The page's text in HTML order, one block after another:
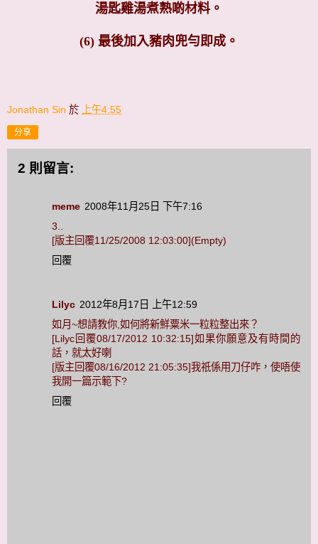
湯匙雞湯煮熟啲材料。
(6) 最後加入豬肉兜勻即成。
Jonathan Sin 於 上午4:55
分享
2 則留言:
meme 2008年11月25日 下午7:16
3..
[版主回覆11/25/2008 12:03:00](Empty)
回覆
Lilyc 2012年8月17日 上午12:59
如月~想請教你,如何將新鮮粟米一粒粒整出來？
[Lilyc回覆08/17/2012 10:32:15]如果你願意及有時間的
話，就太好喇
[版主回覆08/16/2012 21:05:35]我祇係用刀仔咋，使唔使
我開一篇示範下?
回覆